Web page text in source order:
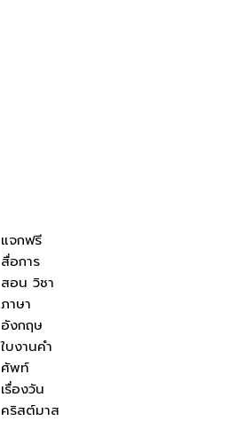
แจกฟรี
สื่อการ
สอน วิชา
ภาษา
อังกฤษ
ใบงานคำ
ศัพท์
เรื่องวัน
คริสต์มาส